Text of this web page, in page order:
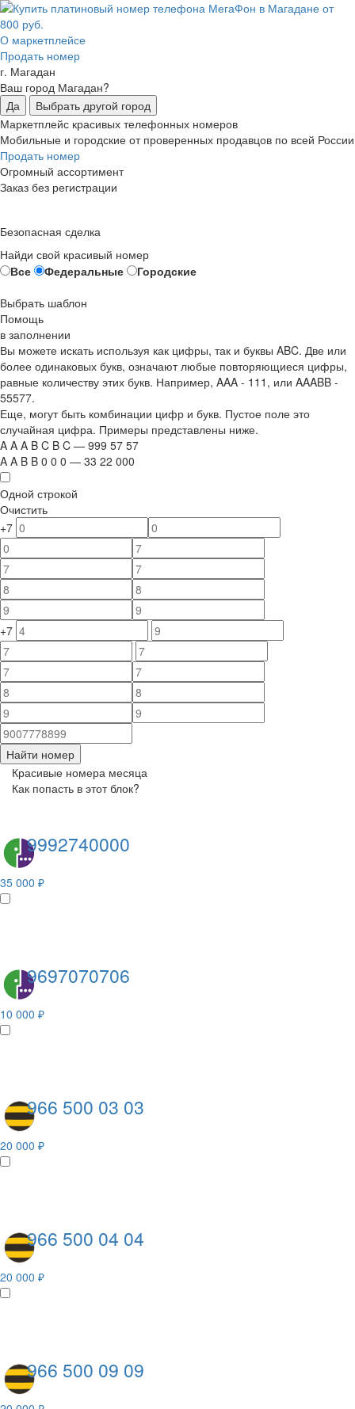
О маркетплейсе
Продать номер
г. Магадан
Ваш город Магадан?
Да
Выбрать другой город
Маркетплейс красивых телефонных номеров
Мобильные и городские от проверенных продавцов по всей России
Продать номер
Огромный ассортимент
Заказ без регистрации
Безопасная сделка
Найди свой красивый номер
Все
Федеральные
Городские
Выбрать шаблон
Помощь
в заполнении
Вы можете искать используя как цифры, так и буквы ABC. Две или
более одинаковых букв, означают любые повторяющиеся цифры,
равные количеству этих букв. Например, AAA - 111 , или AAABB -
55577.
Еще, могут быть комбинации цифр и букв. Пустое поле это
случайная цифра. Примеры представлены ниже.
A A A B C B C — 999 57 57
A A B B 0 0 0 — 33 22 000
Одной строкой
Очистить
+7
+7
Найти номер
Красивые номера месяца
Как попасть в этот блок?
9992740000
35 000 ₽
9697070706
10 000 ₽
966 500 03 03
20 000 ₽
966 500 04 04
20 000 ₽
966 500 09 09